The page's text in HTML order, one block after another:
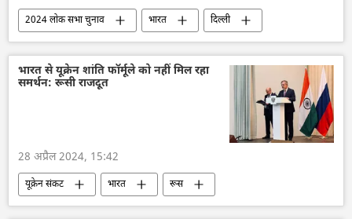
2024 लोक सभा चुनाव भारत
दिल्ली
चुनाव
2024 चुनाव
कांग्रेस
भाजपा
भारत से यूक्रेन शांति फॉर्मूले को नहीं मिल रहा
समर्थन: रूसी राजदूत
28 अप्रैल 2024, 15:42
यूक्रेन संकट भारत
रूस
विशेष सैन्य अभियान
यूक्रेन द्विपक्षीय रिश्ते